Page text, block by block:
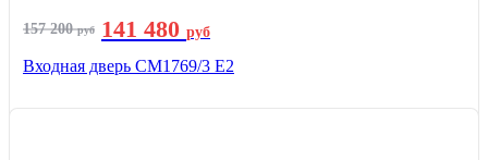
157 200руб 141 480 руб
Входная дверь СМ1769/3 Е2